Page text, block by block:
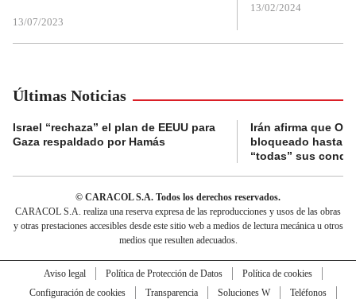
13/07/2023
13/02/2024
Últimas Noticias
Israel “rechaza” el plan de EEUU para
Gaza respaldado por Hamás
Irán afirma que
bloqueado hasta
“todas” sus
© CARACOL S.A. Todos los derechos reservados.
CARACOL S.A. realiza una reserva expresa de las reproducciones y usos de las obras
y otras prestaciones accesibles desde este sitio web a medios de lectura mecánica u otros
medios que resulten adecuados.
Aviso legal Política de Protección de Datos
Política de cookies
Configuración de cookies
Transparencia Soluciones W
Teléfonos